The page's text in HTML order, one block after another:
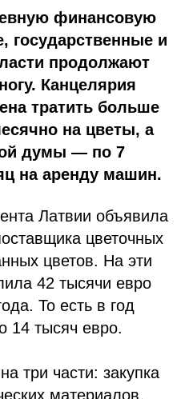
финансовую
государственные и
продолжают
Канцелярия
тратить больше
на цветы, а
думы — по 7
на аренду машин.
Латвии объявила
цветочных
цветов. На эти
42 тысячи евро
То есть в год
14 тысяч евро.
три части: закупка
материалов,